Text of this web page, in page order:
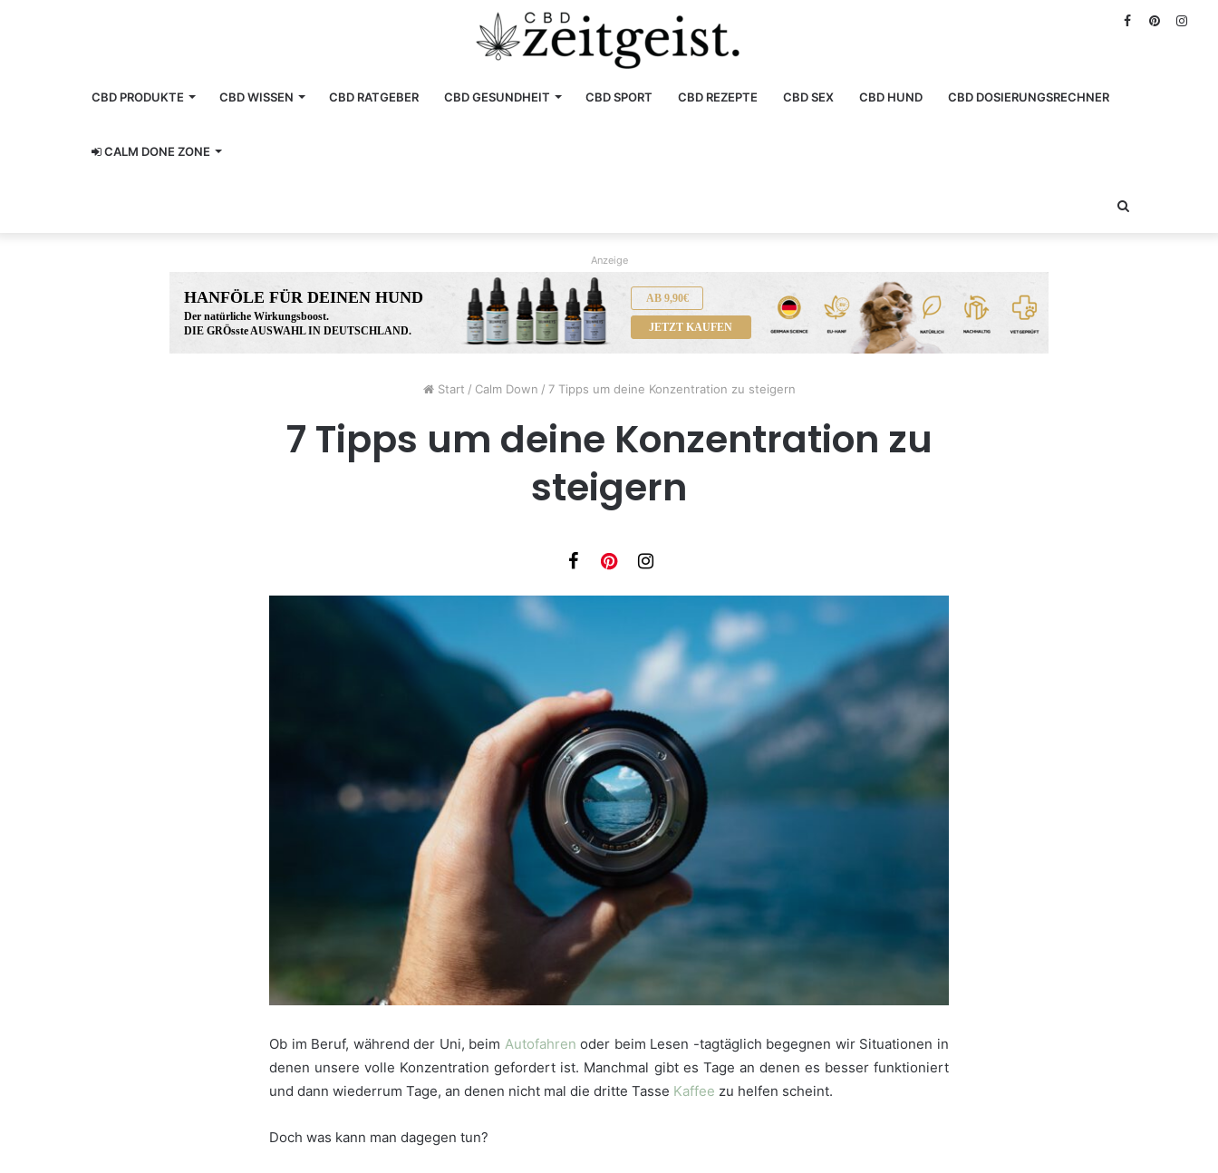
Pinterest
Facebook
CBD PRODUKTE CBD WISSEN CBD RATGEBER CBD GESUNDHEIT CBD SPORT CBD REZEPTE CBD SEX CBD HUND CBD DOSIERUNGSRECHNER
CALM DONE ZONE
Anzeige
HANFÖLE FÜR DEINEN HUND
Der natürliche Wirkungsboost.
DIE GRÖsste AUSWAHL IN DEUTSCHLAND.
AB 9,90€
JETZT KAUFEN
www.hunreys.de
Start / Calm Down / 7 Tipps um deine Konzentration zu steigern
7 Tipps um deine Konzentration zu
steigern
Ob im Beruf, während der Uni, beim Autofahren oder beim Lesen -tagtäglich begegnen wir Situationen in
denen unsere volle Konzentration gefordert ist. Manchmal gibt es Tage an denen es besser funktioniert
und dann wiederrum Tage, an denen nicht mal die dritte Tasse Kaffee zu helfen scheint.
Doch was kann man dagegen tun?